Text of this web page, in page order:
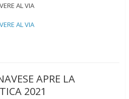
AL VIA
AL VIA
APRE LA
2021